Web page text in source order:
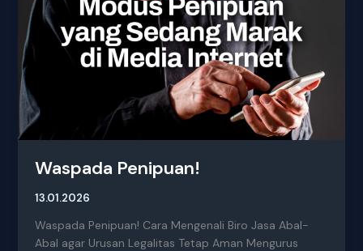
Waspada Penipuan!
13.01.2026
Waspada Penipuan! Cara Mengenali Biro Jasa Abal-
Abal agar Urusan Legalitas Tetap Aman Mengurus